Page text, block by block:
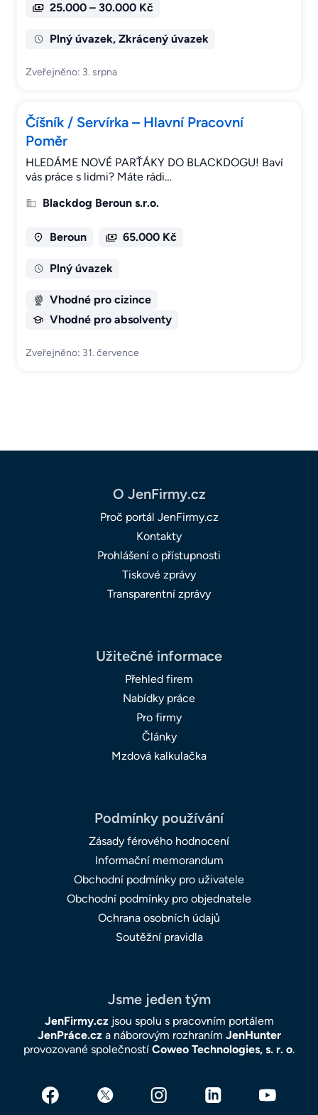
25.000 – 30.000 Kč
Plný úvazek, Zkrácený úvazek
Zveřejněno: 3. srpna
Číšník / Servírka – Hlavní Pracovní
Poměr
HLEDÁME NOVÉ PARŤÁKY DO BLACKDOGU! Baví
vás práce s lidmi? Máte rádi…
Blackdog Beroun s.r.o.
Beroun 65.000 Kč
Plný úvazek
Vhodné pro cizince
Vhodné pro absolventy
Zveřejněno: 31. července
O JenFirmy.cz
Proč portál JenFirmy.cz
Kontakty
Prohlášení o přístupnosti
Tiskové zprávy
Transparentní zprávy
Užitečné informace
Přehled firem
Nabídky práce
Pro firmy
Články
Mzdová kalkulačka
Podmínky používání
Zásady férového hodnocení
Informační memorandum
Obchodní podmínky pro uživatele
Obchodní podmínky pro objednatele
Ochrana osobních údajů
Soutěžní pravidla
Jsme jeden tým
JenFirmy.czjsou spolu s pracovním portálem
JenPráce.cza náborovým rozhraním JenHunter
provozované společností Coweo Technologies, s. r. o.